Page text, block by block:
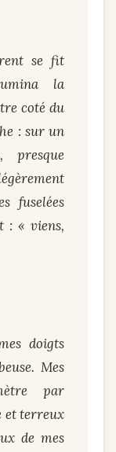
se fit
la
coté du
: sur un
presque
fuselées
: « viens,
doigts
Mes
par
et terreux
de mes